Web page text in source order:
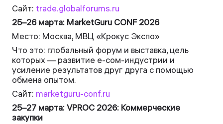
Сайт: trade.globalforums.ru
25–26 марта: MarketGuru CONF 2026
Место: Москва, МВЦ «Крокус Экспо»
Что это: глобальный форум и выставка, цель
которых — развитие e-сом-индустрии и
усиление результатов друг друга с помощью
обмена опытом.
Сайт: marketguru-conf.ru
25–27 марта: VPROC 2026: Коммерческие
закупки